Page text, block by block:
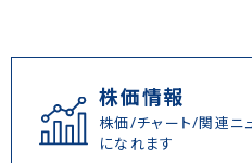
株価情報
株価/チャート/関連ニ
になれます